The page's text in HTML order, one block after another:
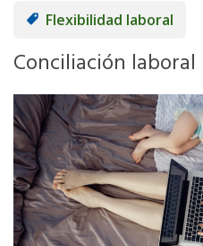
Flexibilidad laboral
Conciliación laboral